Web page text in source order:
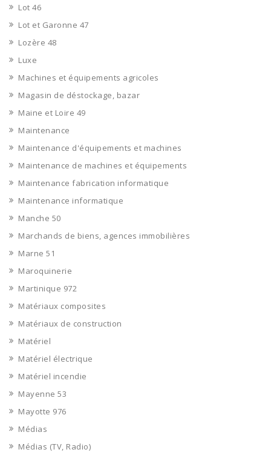
Lot 46
Lot et Garonne 47
Lozère 48
Luxe
Machines et équipements agricoles
Magasin de déstockage, bazar
Maine et Loire 49
Maintenance
Maintenance d'équipements et machines
Maintenance de machines et équipements
Maintenance fabrication informatique
Maintenance informatique
Manche 50
Marchands de biens, agences immobilières
Marne 51
Maroquinerie
Martinique 972
Matériaux composites
Matériaux de construction
Matériel
Matériel électrique
Matériel incendie
Mayenne 53
Mayotte 976
Médias
Médias (TV, Radio)